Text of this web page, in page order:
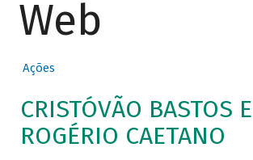
Web
Ações
CRISTÓVÃO BASTOS E
ROGÉRIO CAETANO